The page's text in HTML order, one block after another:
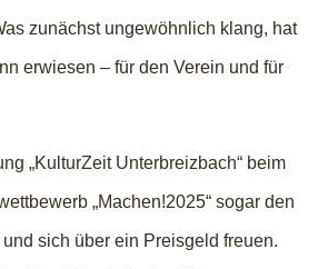
zunächst ungewöhnlich klang, hat
erwiesen – für den Verein und für
„KulturZeit Unterbreizbach“ beim
„Machen!2025“ sogar den
sich über ein Preisgeld freuen.